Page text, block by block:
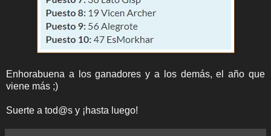
Enhorabuena a los ganadores y a los demás, el año que
viene más ;)
Suerte a tod@s y ¡hasta luego!